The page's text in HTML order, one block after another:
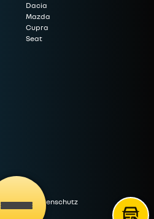
Dacia
Mazda
Cupra
Seat
Kontakt|Datenschutz